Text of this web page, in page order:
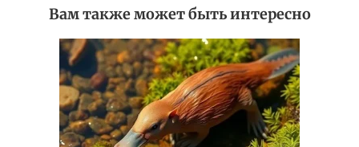
Вам также может быть интересно